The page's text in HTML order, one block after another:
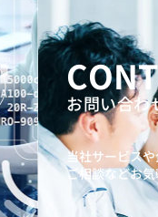
お問い合わ
当社サービス
ご相談などお気